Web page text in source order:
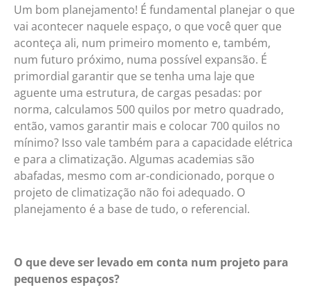
Um bom planejamento! É fundamental planejar o que
vai acontecer naquele espaço, o que você quer que
aconteça ali, num primeiro momento e, também,
num futuro próximo, numa possível expansão. É
primordial garantir que se tenha uma laje que
aguente uma estrutura, de cargas pesadas: por
norma, calculamos 500 quilos por metro quadrado,
então, vamos garantir mais e colocar 700 quilos no
mínimo? Isso vale também para a capacidade elétrica
e para a climatização. Algumas academias são
abafadas, mesmo com ar-condicionado, porque o
projeto de climatização não foi adequado. O
planejamento é a base de tudo, o referencial.
O que deve ser levado em conta num projeto para
pequenos espaços?